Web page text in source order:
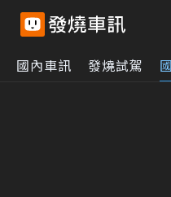
國內車訊 發燒試駕